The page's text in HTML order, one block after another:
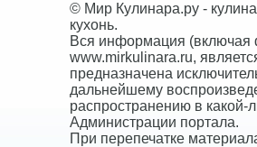
© Мир Кулинара.ру -
кухонь.
Вся информация (включая
www.mirkulinara.ru,
предназначена
дальнейшему
распространению в
Администрации портала.
При перепечатке